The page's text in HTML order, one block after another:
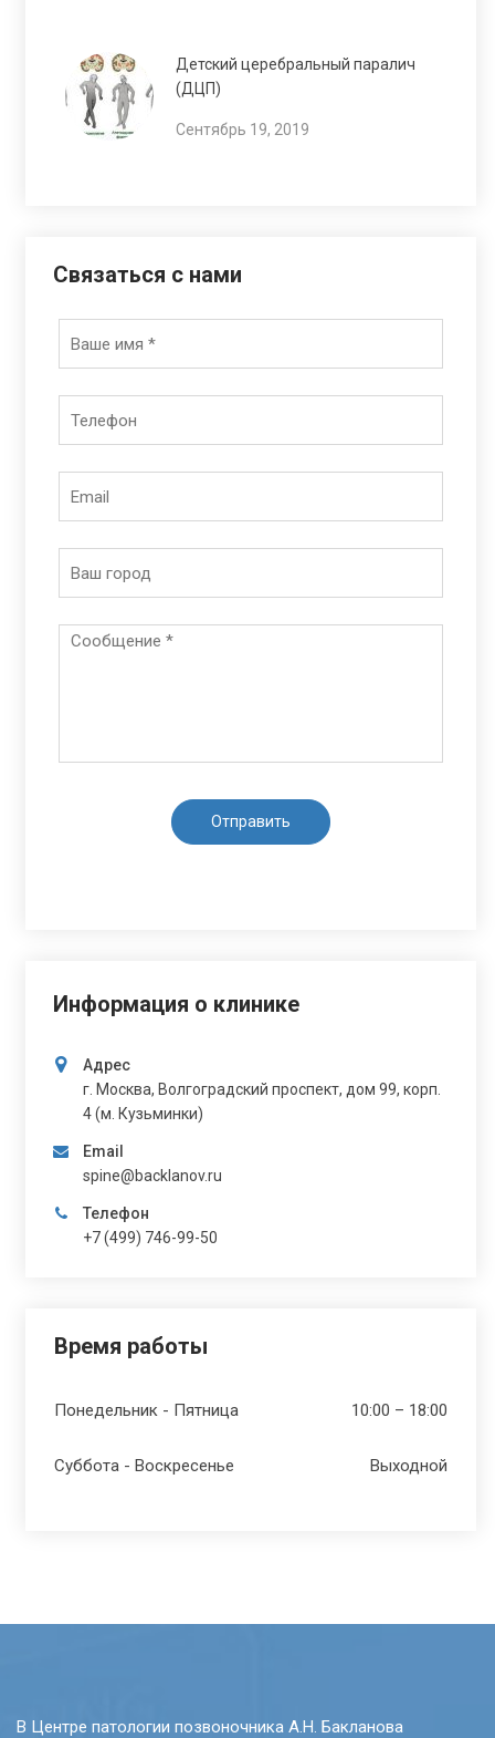
Детский церебральный паралич
(ДЦП)
Сентябрь 19, 2019
Связаться с нами
Информация о клинике
Адрес
г. Москва, Волгоградский проспект, дом 99, корп.
4 (м. Кузьминки)
Email
spine@backlanov.ru
Телефон
+7 (499) 746-99-50
Время работы
Понедельник - Пятница 10:00 – 18:00
Суббота - Воскресенье Выходной
В Центре патологии позвоночника А.Н. Бакланова